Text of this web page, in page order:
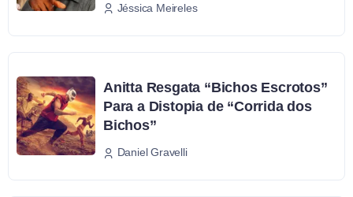
Jéssica Meireles
Anitta Resgata “Bichos Escrotos”
Para a Distopia de “Corrida dos
Bichos”
Daniel Gravelli